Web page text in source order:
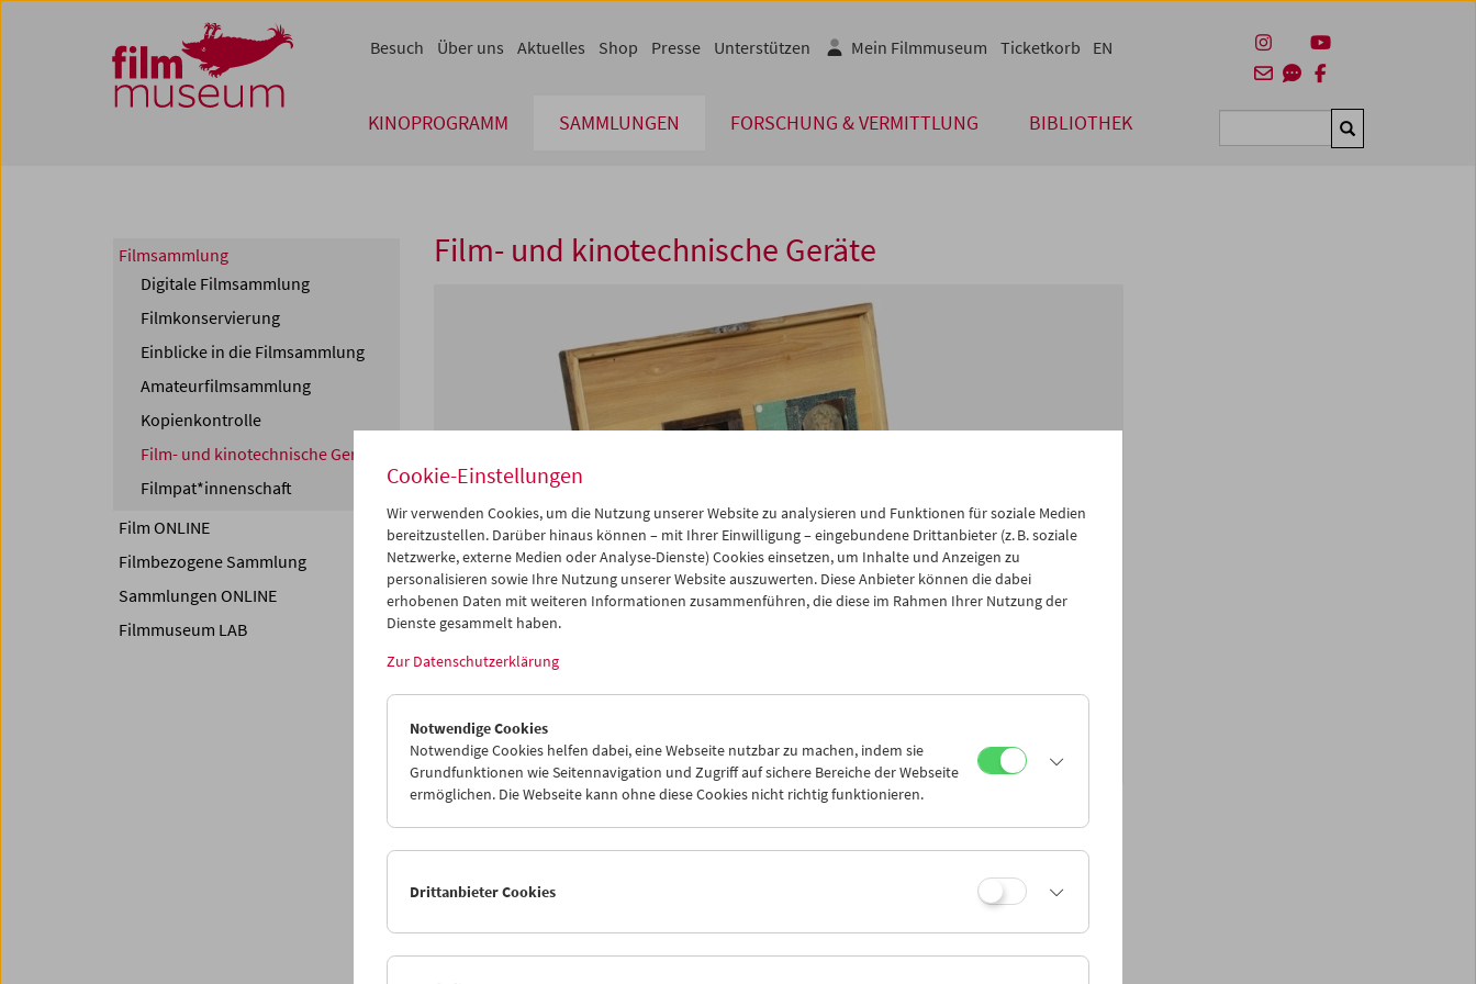
Zum Inhalt
Zum Hauptmenü
Zur Servicenavigation
Zum Suche
KINOPROGRAMM SAMMLUNGEN FORSCHUNG & VERMITTLUNG BIBLIOTHEK Suchen
Besuch Über uns Aktuelles Shop Presse Unterstützen Mein Filmmuseum Ticketkorb EN
Film- und kinotechnische Geräte
Vervielfältigung (Kopiermaschinen) und der Filmvorführung (Projektoren) in verschiedenen
Epochen dokumentieren.
Dabei sind sowohl der Amateurfilm als auch die maschinellen Grundlagen der industriellen
Filmherstellung und -vorführung vertreten: vom Amateursystem "Pathé Baby" aus den 1920er
Filmsammlung
Digitale Filmsammlung
Filmkonservierung
Einblicke in die Filmsammlung
Amateurfilmsammlung
Kopienkontrolle
Film- und kinotechnische Geräte
Filmpat*innenschaft
Film ONLINE
Filmbezogene Sammlung
Sammlungen ONLINE
Filmmuseum LAB
Cookie-Einstellungen
Wir verwenden Cookies, um die Nutzung unserer Website zu analysieren und Funktionen für soziale Medien
bereitzustellen. Darüber hinaus können – mit Ihrer Einwilligung – eingebundene Drittanbieter (z. B. soziale
Netzwerke, externe Medien oder Analyse-Dienste) Cookies einsetzen, um Inhalte und Anzeigen zu
personalisieren sowie Ihre Nutzung unserer Website auszuwerten. Diese Anbieter können die dabei
erhobenen Daten mit weiteren Informationen zusammenführen, die diese im Rahmen Ihrer Nutzung der
Dienste gesammelt haben.
Zur Datenschutzerklärung
Notwendige Cookies
Notwendige Cookies helfen dabei, eine Webseite nutzbar zu machen, indem sie
Grundfunktionen wie Seitennavigation und Zugriff auf sichere Bereiche der Webseite
ermöglichen. Die Webseite kann ohne diese Cookies nicht richtig funktionieren.
Drittanbieter Cookies